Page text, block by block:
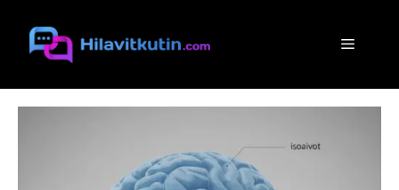
sisältöön
Valikko